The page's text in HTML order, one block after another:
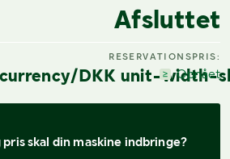
Afsluttet
DKK unit-width-
RESERVATIONSPRIS:
Opnået
pris skal din maskine indbringe?